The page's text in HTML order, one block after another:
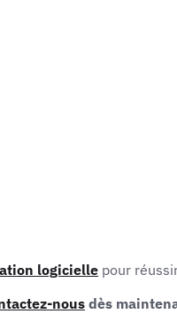
logicielle pour
nousdès